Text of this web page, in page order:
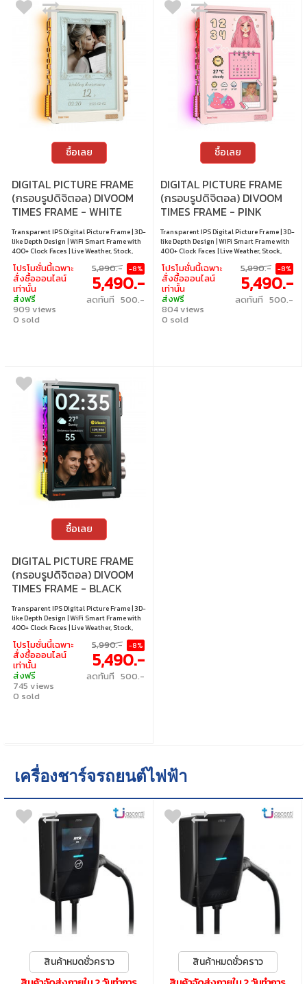
ซื้อเลย
DIGITAL PICTURE FRAME
(กรอบรูปดิจิตอล) DIVOOM
TIMES FRAME - WHITE
Transparent IPS Digital Picture Frame | 3D-
like Depth Design | WiFi Smart Frame with
400+ Clock Faces | Live Weather, Stock,
Calendar & Pomodoro | Free App
(iOS/Android) | 64GB Storage (~700k
Photos / ~6,000 Min Video) | Pixel Art
Community | Gift-Ready
โปรโมชั่นนี้เฉพาะ
สั่งซื้อออนไลน์
เท่านั้น
ส่งฟรี
909 views
0 sold
5,990.- -8%
5,490.-
ลดทันที 500.-
ซื้อเลย
DIGITAL PICTURE FRAME
(กรอบรูปดิจิตอล) DIVOOM
TIMES FRAME - PINK
Transparent IPS Digital Picture Frame | 3D-
like Depth Design | WiFi Smart Frame with
400+ Clock Faces | Live Weather, Stock,
Calendar & Pomodoro | Free App
(iOS/Android) | 64GB Storage (~700k
Photos / ~6,000 Min Video) | Pixel Art
Community | Gift-Ready
โปรโมชั่นนี้เฉพาะ
สั่งซื้อออนไลน์
เท่านั้น
ส่งฟรี
804 views
0 sold
5,990.- -8%
5,490.-
ลดทันที 500.-
ซื้อเลย
DIGITAL PICTURE FRAME
(กรอบรูปดิจิตอล) DIVOOM
TIMES FRAME - BLACK
Transparent IPS Digital Picture Frame | 3D-
like Depth Design | WiFi Smart Frame with
400+ Clock Faces | Live Weather, Stock,
Calendar & Pomodoro | Free App
(iOS/Android) | 64GB Storage (~700k
Photos / ~6,000 Min Video) | Pixel Art
Community | Gift-Ready
โปรโมชั่นนี้เฉพาะ
สั่งซื้อออนไลน์
เท่านั้น
ส่งฟรี
745 views
0 sold
5,990.- -8%
5,490.-
ลดทันที 500.-
เครื่องชาร์จรถยนต์ไฟฟ้า
สินค้าหมดชั่วคราว
สินค้าหมดชั่วคราว